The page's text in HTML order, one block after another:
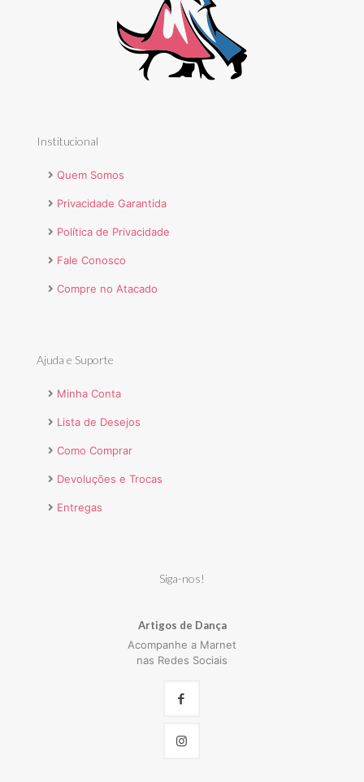
Institucional
Quem Somos
Privacidade Garantida
Política de Privacidade
Fale Conosco
Compre no Atacado
Ajuda e Suporte
Minha Conta
Lista de Desejos
Como Comprar
Devoluções e Trocas
Entregas
Siga-nos!
Artigos de Dança
Acompanhe a Marnet
nas Redes Sociais